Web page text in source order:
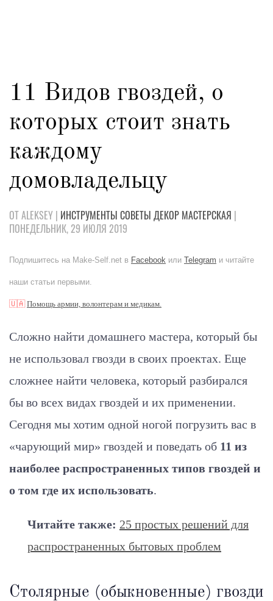
11 Видов гвоздей, о
которых стоит знать
каждому
домовладельцу
ОТ ALEKSEY | ИНСТРУМЕНТЫ СОВЕТЫ ДЕКОР МАСТЕРСКАЯ |
ПОНЕДЕЛЬНИК, 29 ИЮЛЯ 2019
Подпишитесь на Make-Self.net в Facebook или Telegram и читайте
наши статьи первыми.
🇺🇦Помощь армии, волонтерам и медикам.
Сложно найти домашнего мастера, который бы
не использовал гвозди в своих проектах. Еще
сложнее найти человека, который разбирался
бы во всех видах гвоздей и их применении.
Сегодня мы хотим одной ногой погрузить вас в
«чарующий мир» гвоздей и поведать об 11 из
наиболее распространенных типов гвоздей и
о том где их использовать.
Читайте также: 25 простых решений для
распространенных бытовых проблем
Столярные (обыкновенные) гвозди